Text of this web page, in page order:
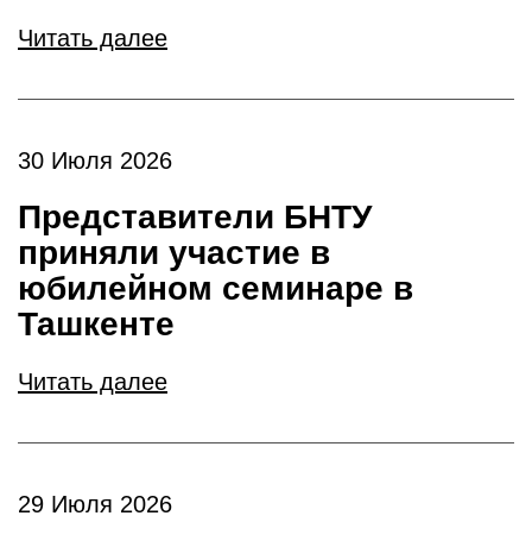
Читать далее
30 Июля 2026
Представители БНТУ
приняли участие в
юбилейном семинаре в
Ташкенте
Читать далее
29 Июля 2026